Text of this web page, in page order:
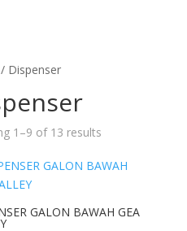
/ Dispenser
1–9 of 13 results
GALON BAWAH GEA